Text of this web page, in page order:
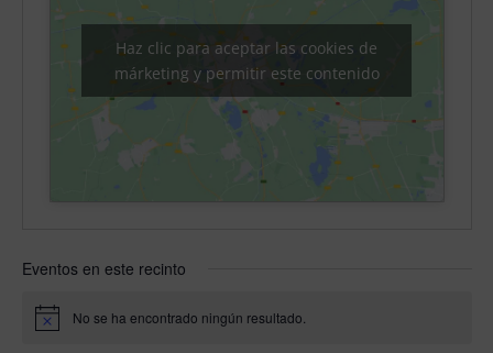
Haz clic para aceptar las cookies de
márketing y permitir este contenido
Eventos en este recinto
Aviso No se ha encontrado ningún resultado.